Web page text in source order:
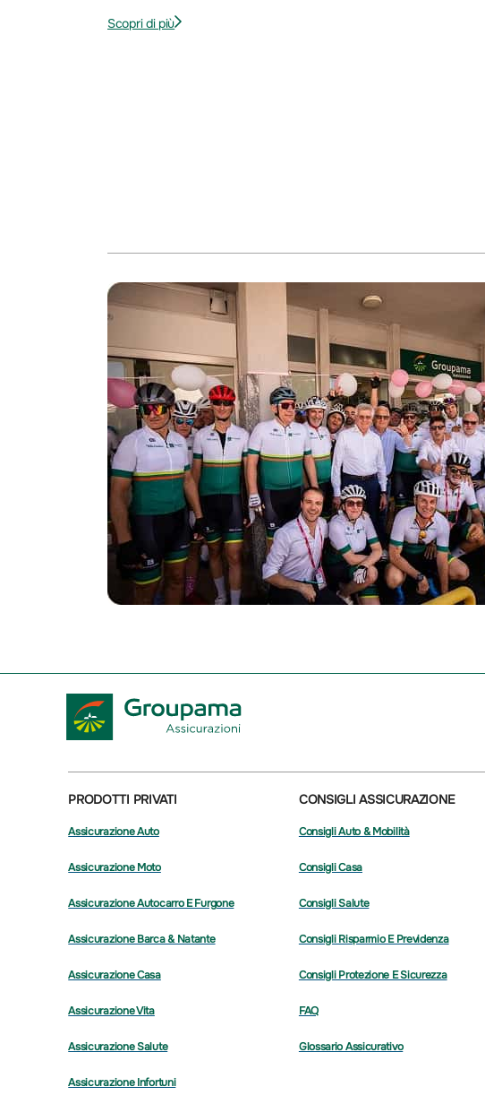
Scopri di più
PRODOTTI PRIVATI
Assicurazione Auto
Assicurazione Moto
Assicurazione Autocarro E Furgone
Assicurazione Barca & Natante
Assicurazione Casa
Assicurazione Vita
Assicurazione Salute
Assicurazione Infortuni
CONSIGLI ASSICURAZIONE
Consigli Auto & Mobilità
Consigli Casa
Consigli Salute
Consigli Risparmio E Previdenza
Consigli Protezione E Sicurezza
FAQ
Glossario Assicurativo